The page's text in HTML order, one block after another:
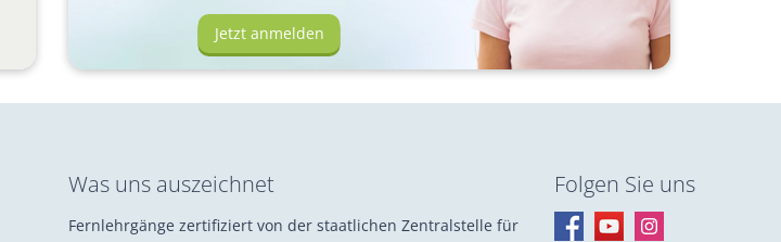
Jetzt anmelden
Was uns auszeichnet
Fernlehrgänge zertifiziert von der staatlichen Zentralstelle für
Folgen Sie uns